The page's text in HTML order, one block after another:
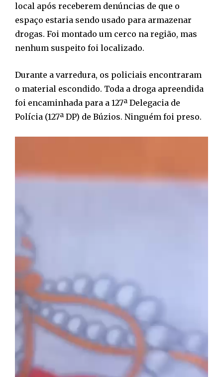
local após receberem denúncias de que o
espaço estaria sendo usado para armazenar
drogas. Foi montado um cerco na região, mas
nenhum suspeito foi localizado.
Durante a varredura, os policiais encontraram
o material escondido. Toda a droga apreendida
foi encaminhada para a 127ª Delegacia de
Polícia (127ª DP) de Búzios. Ninguém foi preso.